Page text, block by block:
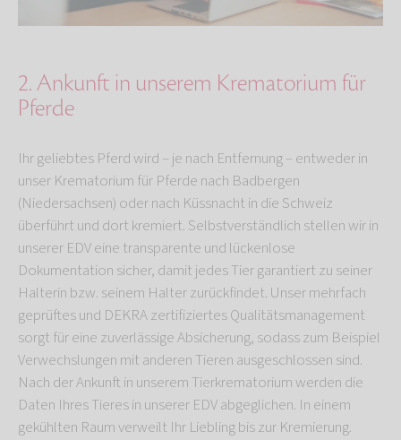
2. Ankunft in unserem Krematorium für
Pferde
Ihr geliebtes Pferd wird – je nach Entfernung – entweder in
unser Krematorium für Pferde nach Badbergen
(Niedersachsen) oder nach Küssnacht in die Schweiz
überführt und dort kremiert. Selbstverständlich stellen wir in
unserer EDV eine transparente und lückenlose
Dokumentation sicher, damit jedes Tier garantiert zu seiner
Halterin bzw. seinem Halter zurückfindet. Unser mehrfach
geprüftes und DEKRA zertifiziertes Qualitätsmanagement
sorgt für eine zuverlässige Absicherung, sodass zum Beispiel
Verwechslungen mit anderen Tieren ausgeschlossen sind.
Nach der Ankunft in unserem Tierkrematorium werden die
Daten Ihres Tieres in unserer EDV abgeglichen. In einem
gekühlten Raum verweilt Ihr Liebling bis zur Kremierung.